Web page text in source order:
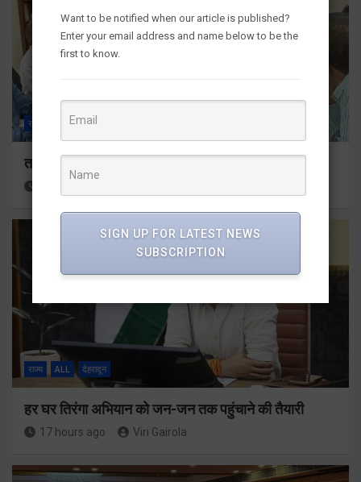
राज्य देहरादून
तकनीकी शिक्षा विभाग प्रदेशभर में आयोजित करेगा रोजगार मेले
राज्य ALL देहरादून
हर घर तिरंगा अभियान को जन-जन तक पहुंचाने की तैयारी
17 hours ago Viri Gairola
Want to be notified when our article is published?
Enter your email address and name below to be the
first to know.
SIGN UP FOR LATEST NEWS
SUBSCRIPTION